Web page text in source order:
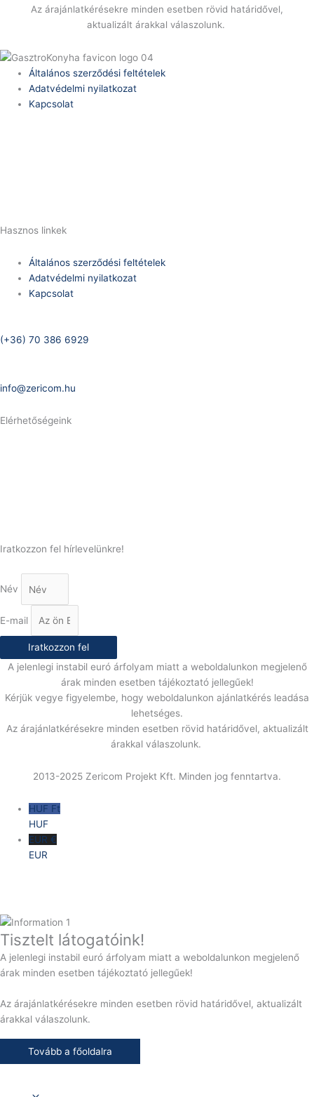
Az árajánlatkérésekre minden esetben rövid határidővel,
aktualizált árakkal válaszolunk.
Általános szerződési feltételek
Adatvédelmi nyilatkozat
Kapcsolat
Hasznos linkek
Általános szerződési feltételek
Adatvédelmi nyilatkozat
Kapcsolat
(+36) 70 386 6929
info@zericom.hu
Elérhetőségeink
Iratkozzon fel hírlevelünkre!
Név
E-mail
Iratkozzon fel
A jelenlegi instabil euró árfolyam miatt a weboldalunkon megjelenő
árak minden esetben tájékoztató jellegűek!
Kérjük vegye figyelembe, hogy weboldalunkon ajánlatkérés leadása
lehetséges.
Az árajánlatkérésekre minden esetben rövid határidővel, aktualizált
árakkal válaszolunk.
2013-2025 Zericom Projekt Kft. Minden jog fenntartva.
HUF Ft
HUF
EUR €
EUR
Tisztelt látogatóink!
A jelenlegi instabil euró árfolyam miatt a weboldalunkon megjelenő
árak minden esetben tájékoztató jellegűek!
Az árajánlatkérésekre minden esetben rövid határidővel, aktualizált
árakkal válaszolunk.
Tovább a főoldalra